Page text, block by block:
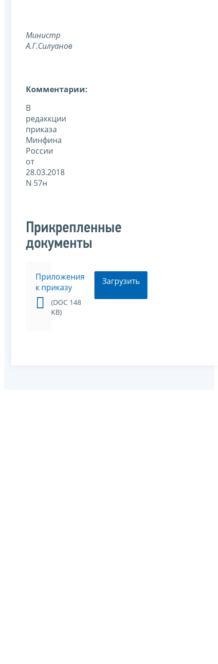
Министр
А.Г.Силуанов
Комментарии:
В
редаккции
приказа
Минфина
России
от
28.03.2018
N 57н
Прикрепленные
документы
Приложения
к приказу
(DOC 148
KB)
Загрузить